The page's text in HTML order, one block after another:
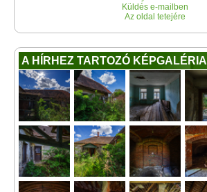
Küldés e-mailben
Az oldal tetejére
A HÍRHEZ TARTOZÓ KÉPGALÉRIA